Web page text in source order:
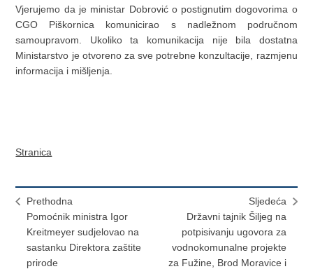
Vjerujemo da je ministar Dobrović o postignutim dogovorima o
CGO Piškornica komunicirao s nadležnom područnom
samoupravom. Ukoliko ta komunikacija nije bila dostatna
Ministarstvo je otvoreno za sve potrebne konzultacije, razmjenu
informacija i mišljenja.
Stranica
Prethodna
Pomoćnik ministra Igor
Kreitmeyer sudjelovao na
sastanku Direktora zaštite
prirode
Sljedeća
Državni tajnik Šiljeg na
potpisivanju ugovora za
vodnokomunalne projekte
za Fužine, Brod Moravice i